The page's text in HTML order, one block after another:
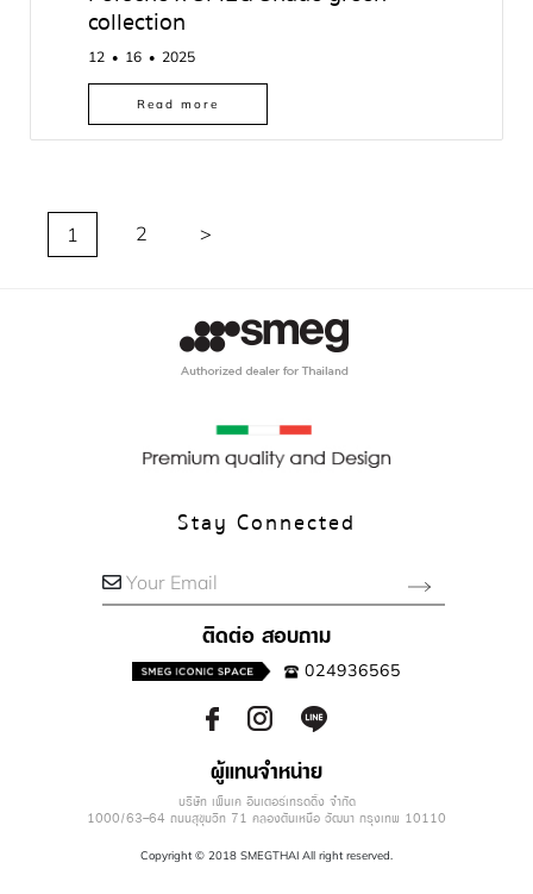
collection
12 ● 16 ● 2025
Read more
1 (current)
2 >
Stay Connected
Your Email
ติดต่อ สอบถาม
024936565
ผู้แทนจำหน่าย
บริษัท เพ็นเค อินเตอร์เทรดดิ้ง จำกัด
1000/63-64 ถนนสุขุมวิท 71 คลองตันเหนือ วัฒนา กรุงเทพ 10110
Copyright © 2018 SMEGTHAI All right reserved.